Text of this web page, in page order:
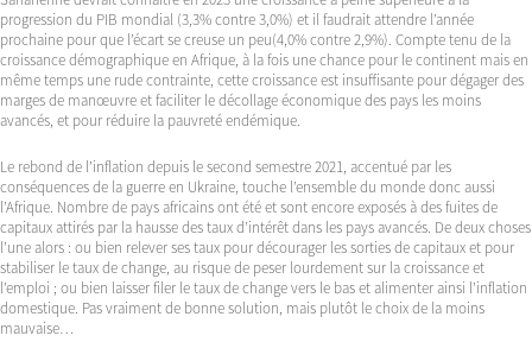
progression du PIB mondial (3,3% contre 3,0%) et il faudrait attendre l’année
prochaine pour que l’écart se creuse un peu(4,0% contre 2,9%). Compte tenu de la
croissance démographique en Afrique, à la fois une chance pour le continent mais en
même temps une rude contrainte, cette croissance est insuffisante pour dégager des
marges de manœuvre et faciliter le décollage économique des pays les moins
avancés, et pour réduire la pauvreté endémique.
Le rebond de l’inflation depuis le second semestre 2021, accentué par les
conséquences de la guerre en Ukraine, touche l’ensemble du monde donc aussi
l’Afrique. Nombre de pays africains ont été et sont encore exposés à des fuites de
capitaux attirés par la hausse des taux d’intérêt dans les pays avancés. De deux choses
l’une alors : ou bien relever ses taux pour décourager les sorties de capitaux et pour
stabiliser le taux de change, au risque de peser lourdement sur la croissance et
l’emploi ; ou bien laisser filer le taux de change vers le bas et alimenter ainsi l’inflation
domestique. Pas vraiment de bonne solution, mais plutôt le choix de la moins
mauvaise…